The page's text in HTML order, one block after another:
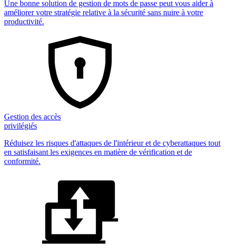
Une bonne solution de gestion de mots de passe peut vous aider à
améliorer votre stratégie relative à la sécurité sans nuire à votre
productivité.
Gestion des accès
privilégiés
Réduisez les risques d'attaques de l'intérieur et de cyberattaques tout
en satisfaisant les exigences en matière de vérification et de
conformité.